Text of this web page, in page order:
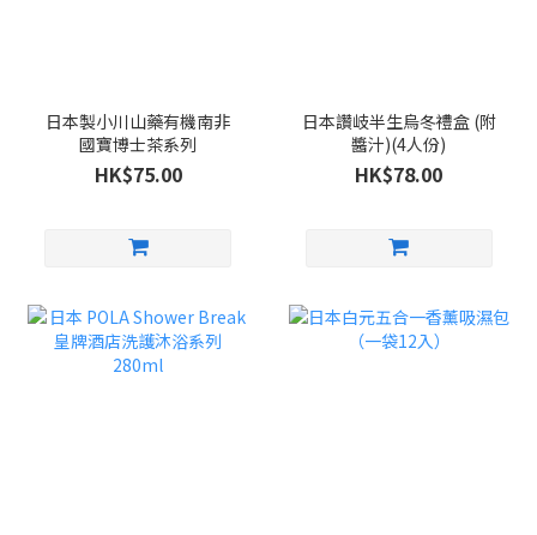
日本製小川山藥有機南非
國寶博士茶系列
HK$75.00
日本讚岐半生烏冬禮盒 (附
醬汁)(4人份)
HK$78.00